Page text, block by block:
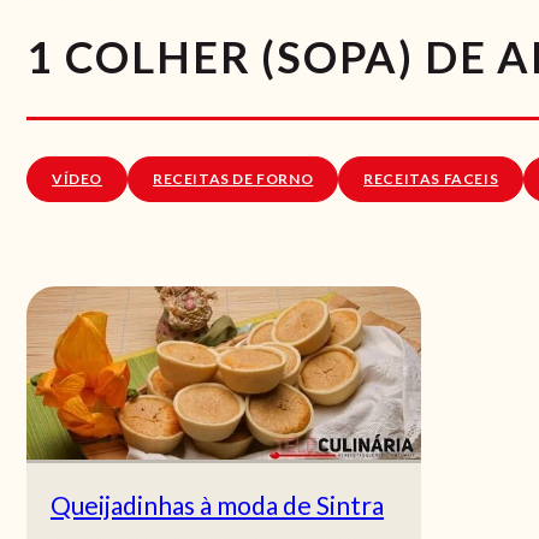
1 COLHER (SOPA) DE
VÍDEO RECEITAS DE FORNO RECEITAS FACEIS
Queijadinhas à moda de Sintra